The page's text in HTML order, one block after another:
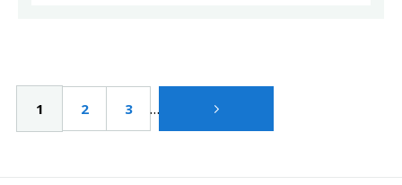
Aktuální
1 Page
2 Page
3 …